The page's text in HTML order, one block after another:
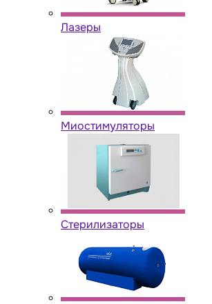
Лазеры
Миостимуляторы
Стерилизаторы